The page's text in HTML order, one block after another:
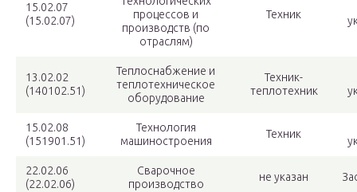
15.02.07
(15.02.07)
процессов и
производств (по
отраслям)
Техник
13.02.02
(140102.51)
Теплоснабжение и
теплотехническое
оборудование
Техник-
теплотехник
15.02.08
(151901.51)
Технология
машиностроения
Техник
22.02.06
(22.02.06)
Сварочное
производство
не указан